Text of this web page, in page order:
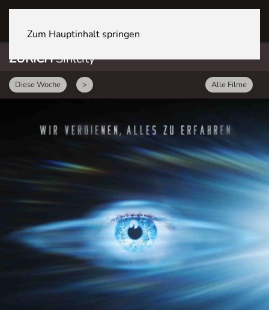
Zum Hauptinhalt springen
ZÜRICHSihlcity
Diese Woche > Alle Filme